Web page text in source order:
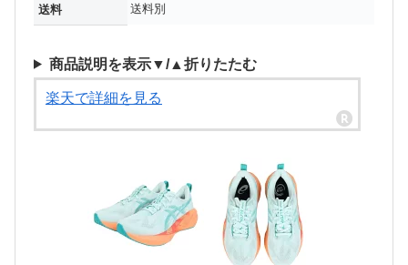
送料 送料別
商品説明を表示▼/▲折りたたむ
楽天で詳細を見る